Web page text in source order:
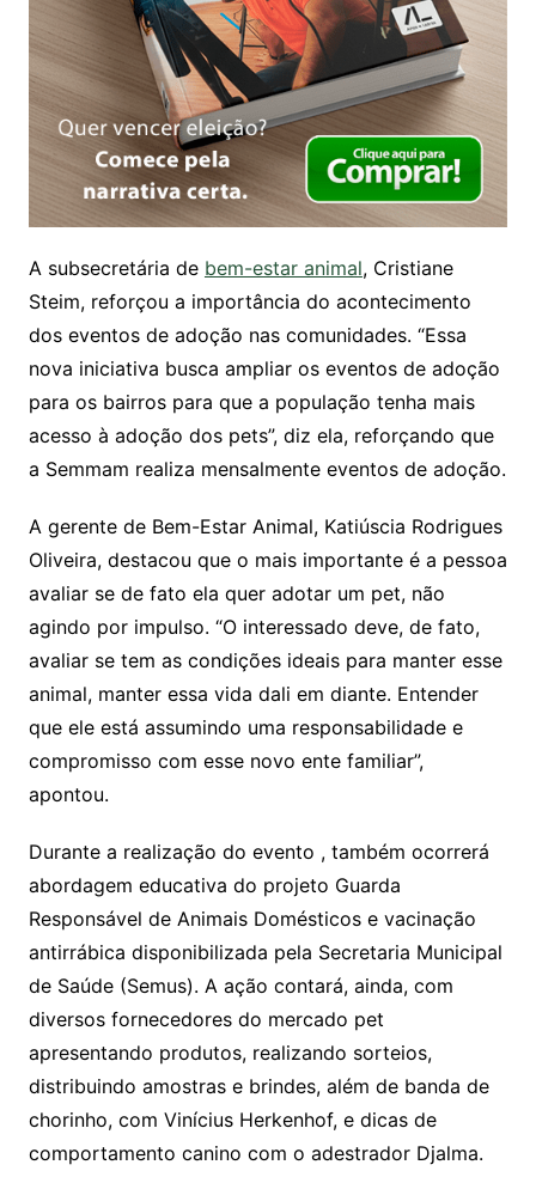
A subsecretária de bem-estar animal, Cristiane
Steim, reforçou a importância do acontecimento
dos eventos de adoção nas comunidades. “Essa
nova iniciativa busca ampliar os eventos de adoção
para os bairros para que a população tenha mais
acesso à adoção dos pets”, diz ela, reforçando que
a Semmam realiza mensalmente eventos de adoção.
A gerente de Bem-Estar Animal, Katiúscia Rodrigues
Oliveira, destacou que o mais importante é a pessoa
avaliar se de fato ela quer adotar um pet, não
agindo por impulso. “O interessado deve, de fato,
avaliar se tem as condições ideais para manter esse
animal, manter essa vida dali em diante. Entender
que ele está assumindo uma responsabilidade e
compromisso com esse novo ente familiar”,
apontou.
Durante a realização do evento , também ocorrerá
abordagem educativa do projeto Guarda
Responsável de Animais Domésticos e vacinação
antirrábica disponibilizada pela Secretaria Municipal
de Saúde (Semus). A ação contará, ainda, com
diversos fornecedores do mercado pet
apresentando produtos, realizando sorteios,
distribuindo amostras e brindes, além de banda de
chorinho, com Vinícius Herkenhof, e dicas de
comportamento canino com o adestrador Djalma.